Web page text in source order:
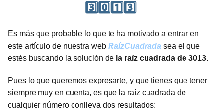
3️⃣0️⃣1️⃣3️⃣
Es más que probable lo que te ha motivado a entrar en
este artículo de nuestra web RaízCuadrada sea el que
estés buscando la solución de la raíz cuadrada de 3013.
Pues lo que queremos expresarte, y que tienes que tener
siempre muy en cuenta, es que la raíz cuadrada de
cualquier número conlleva dos resultados: